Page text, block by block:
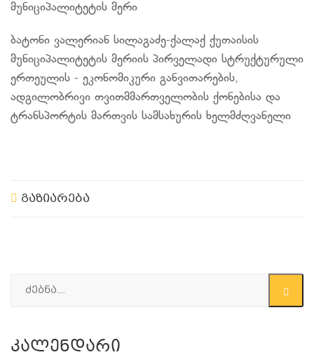
მუნიციპალიტეტის მერი
ბატონი ვალერიან სილაგაძე-ქალაქ ქუთაისის
მუნიციპალიტეტის მერიის პირველადი სტრუქტურული
ერთეულის - ეკონომიკური განვითარების,
ადგილობრივი თვითმმართველობის ქონებისა და
ტრანსპორტის მართვის სამსახურის ხელმძღვანელი
გაზიარება
Კალენდარი